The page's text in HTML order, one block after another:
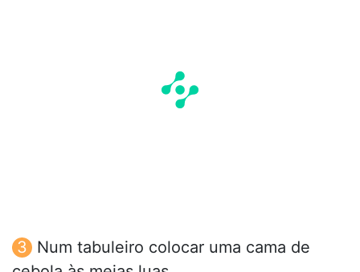
Num tabuleiro colocar uma cama de